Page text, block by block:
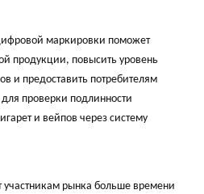
маркировки поможет
продукции, повысить уровень
и предоставить потребителям
проверки подлинности
и вейпов через систему
участникам рынка больше времени